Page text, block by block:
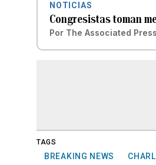
NOTICIAS
Congresistas toman
Por The Associated Press
TAGS
BREAKING NEWS